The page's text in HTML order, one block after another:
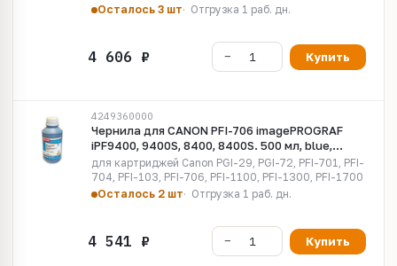
Осталось 3 шт
Отгрузка 1 раб. дн.
Купить
4249360000
Чернила для CANON PFI-706 imagePROGRAF
iPF9400, 9400S, 8400, 8400S. 500 мл, blue,
Pigment MyInk CE706B
для картриджей Canon PGI-29, PGI-72, PFI-701, PFI-
704, PFI-103, PFI-706, PFI-1100, PFI-1300, PFI-1700
Осталось 2 шт
Отгрузка 1 раб. дн.
Купить